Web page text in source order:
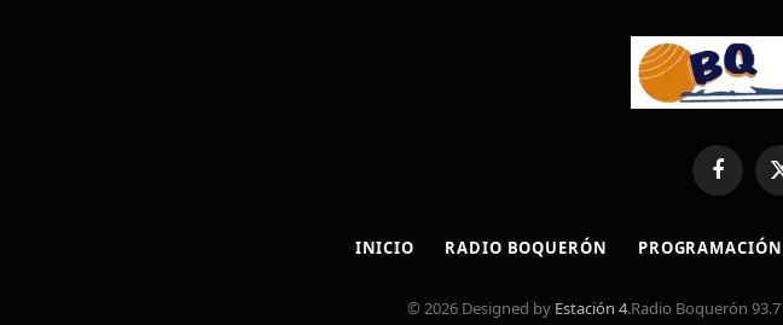
INICIO RADIO BOQUERÓN PROGRAMACIÓN
© 2026 Designed by Estación 4.Radio Boquerón